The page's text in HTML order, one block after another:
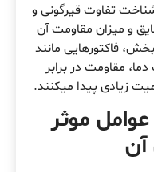
تفاوت قیرگونی و
و میزان مقاومت آن
فاکتورهایی مانند
مقاومت در برابر
زیادی پیدا میکنند.
موثر
آن